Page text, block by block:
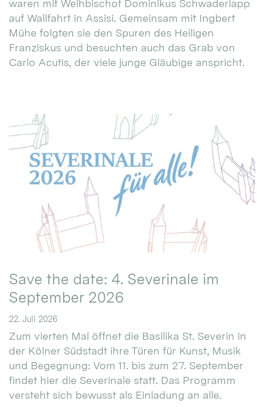
waren mit Weihbischof Dominikus Schwaderlapp
auf Wallfahrt in Assisi. Gemeinsam mit Ingbert
Mühe folgten sie den Spuren des Heiligen
Franziskus und besuchten auch das Grab von
Carlo Acutis, der viele junge Gläubige anspricht.
Save the date: 4. Severinale im
September 2026
22. Juli 2026
Zum vierten Mal öffnet die Basilika St. Severin in
der Kölner Südstadt ihre Türen für Kunst, Musik
und Begegnung: Vom 11. bis zum 27. September
findet hier die Severinale statt. Das Programm
versteht sich bewusst als Einladung an alle.